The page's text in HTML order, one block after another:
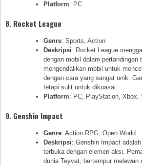
Platform: PC
8. Rocket League
Genre: Sports, Action
Deskripsi: Rocket League
dengan mobil dalam pertandingan
mengendalikan mobil untuk
dengan cara yang sangat unik.
tetapi sulit untuk dikuasai.
Platform: PC, PlayStation, Xbox,
9. Genshin Impact
Genre: Action RPG, Open World
Deskripsi: Genshin Impact
terbuka dengan elemen aksi.
dunia Teyvat, bertempur melawan